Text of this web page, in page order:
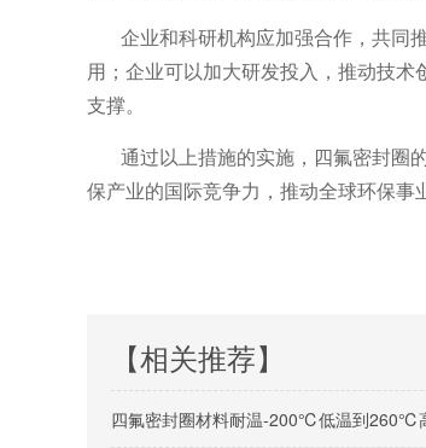
企业和科研机构应加强合作，共同
用；企业可以加大研发投入，推动技
支撑。
通过以上措施的实施，四氟密封圈
保产业的国际竞争力，推动全球环保事
【相关推荐】
四氟密封圈材料耐温-200℃低温到260℃